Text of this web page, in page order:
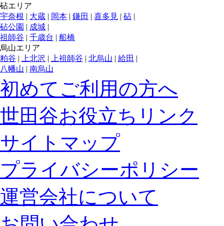
砧エリア
宇奈根 | 大蔵 | 岡本 | 鎌田 | 喜多見 | 砧 |
砧公園 | 成城 |
祖師谷 | 千歳台 | 船橋
烏山エリア
粕谷 | 上北沢 | 上祖師谷 | 北烏山 | 給田 |
八幡山 | 南烏山
初めてご利用の方へ
世田谷お役立ちリンク
サイトマップ
プライバシーポリシー
運営会社について